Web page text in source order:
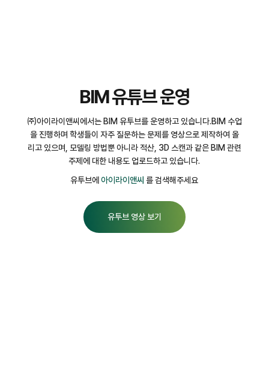
BIM 유튜브 운영
㈜아이라이앤씨에서는 BIM 유투브를 운영하고 있습니다.BIM 수업
을 진행하며 학생들이 자주 질문하는 문제를 영상으로 제작하여 올
리고 있으며, 모델링 방법뿐 아니라 적산, 3D 스캔과 같은 BIM 관련
주제에 대한 내용도 업로드하고 있습니다.
유투브에 아이라이앤씨 를 검색해주세요
유투브 영상 보기